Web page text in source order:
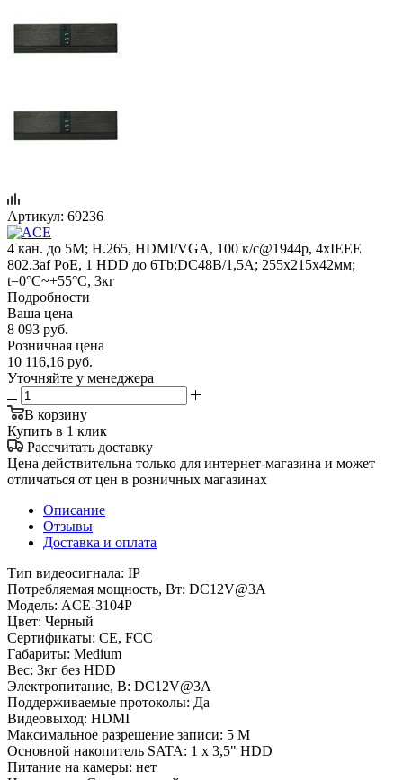
Артикул: 69236
4 кан. до 5M; H.265, HDMI/VGA, 100 к/с@1944p, 4хIEEE
802.3af PoE, 1 HDD до 6Tb;DC48В/1,5A; 255x215x42мм;
t=0°С~+55°С, 3кг
Подробности
Ваша цена
8 093 руб.
Розничная цена
10 116,16 руб.
Уточняйте у менеджера
В корзину
Купить в 1 клик
Рассчитать доставку
Цена действительна только для интернет-магазина и может
отличаться от цен в розничных магазинах
Описание
Отзывы
Доставка и оплата
Тип видеосигнала: IP
Потребляемая мощность, Вт: DC12V@3A
Модель: ACE-3104P
Цвет: Черный
Сертификаты: CE, FCC
Габариты: Medium
Вес: 3кг без HDD
Электропитание, В: DC12V@3A
Поддерживаемые протоколы: Да
Видеовыход: HDMI
Максимальное разрешение записи: 5 М
Основной накопитель SATA: 1 x 3,5" HDD
Питание на камеры: нет